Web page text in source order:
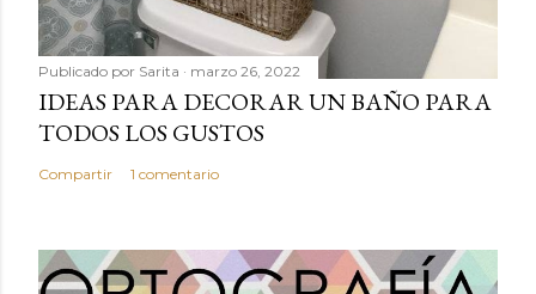
Publicado por Sarita marzo 26, 2022
IDEAS PARA DECORAR UN BAÑO PARA
TODOS LOS GUSTOS
Compartir 1 comentario